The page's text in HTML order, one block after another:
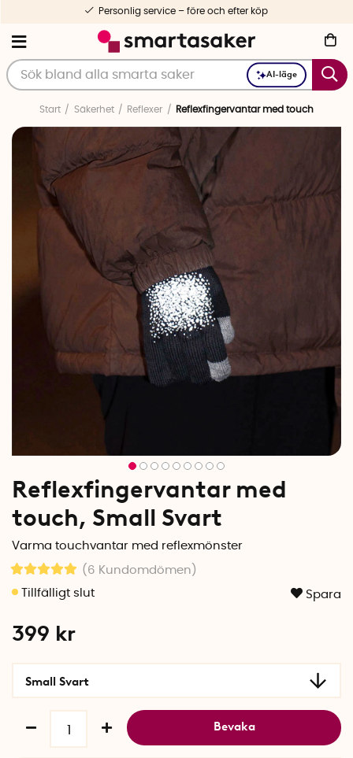
AI-läge
Personlig service – före och efter köp
Start Säkerhet Reflexer Reflexfingervantar med touch
Reflexfingervantar med
touch, Small Svart
Varma touchvantar med reflexmönster
(6 Kundomdömen )
Spara
399 kr
Small Svart
Bevaka